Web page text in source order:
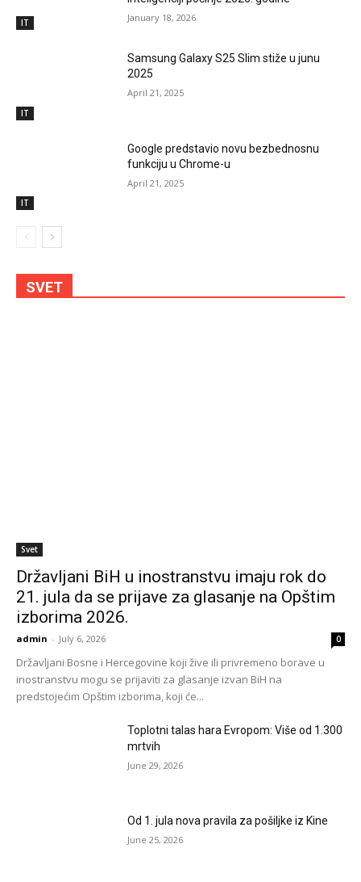
IT January 18, 2026
IT
Samsung Galaxy S25 Slim stiže u junu
2025
April 21, 2025
IT
Google predstavio novu bezbednosnu
funkciju u Chrome-u
April 21, 2025
SVET
Svet
Državljani BiH u inostranstvu imaju rok do
21. jula da se prijave za glasanje na Opštim
izborima 2026.
admin - July 6, 2026 0
Državljani Bosne i Hercegovine koji žive ili privremeno borave u
inostranstvu mogu se prijaviti za glasanje izvan BiH na
predstojećim Opštim izborima, koji će...
Toplotni talas hara Evropom: Više od 1.300
mrtvih
June 29, 2026
Od 1. jula nova pravila za pošiljke iz Kine
June 25, 2026